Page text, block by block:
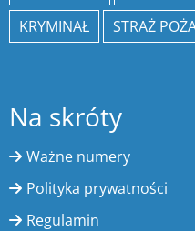
KRYMINAŁ
STRAŻ
Na skróty
Ważne numery
Polityka prywatności
Regulamin